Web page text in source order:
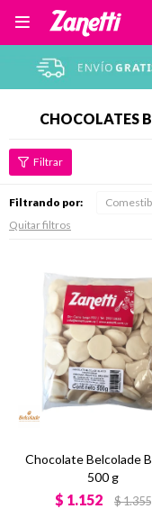

CHOCOLATES
Filtrando por:
Quitar filtros
Chocolate Belcolade
500 g
$ 1.152 $1.355